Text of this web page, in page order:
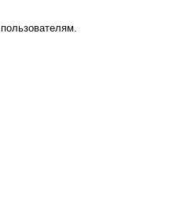
пользователям.